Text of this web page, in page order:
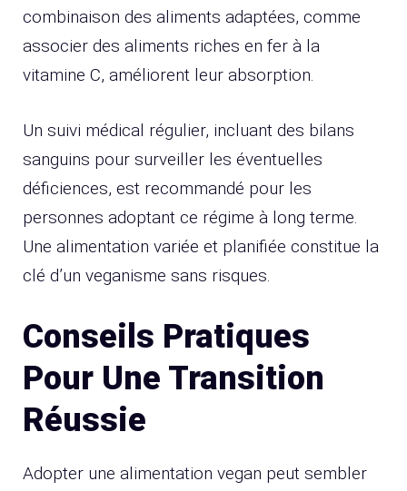
combinaison des aliments adaptées, comme
associer des aliments riches en fer à la
vitamine C, améliorent leur absorption.
Un suivi médical régulier, incluant des bilans
sanguins pour surveiller les éventuelles
déficiences, est recommandé pour les
personnes adoptant ce régime à long terme.
Une alimentation variée et planifiée constitue la
clé d’un veganisme sans risques.
Conseils Pratiques
Pour Une Transition
Réussie
Adopter une alimentation vegan peut sembler